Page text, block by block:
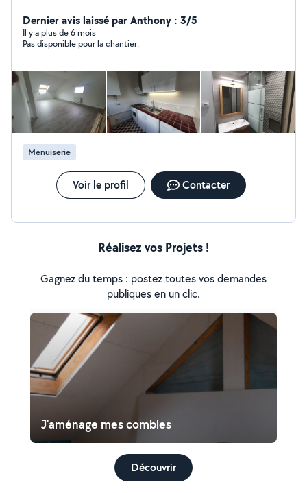
Dernier avis laissé par Anthony : 3/5
Il y a plus de 6 mois
Pas disponible pour la chantier.
Menuiserie
Voir le profil Contacter
Réalisez vos Projets !
Gagnez du temps : postez toutes vos demandes
publiques en un clic.
J'aménage mes combles
Découvrir